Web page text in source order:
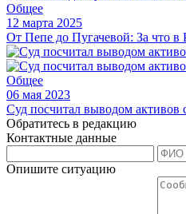
Общее
12 марта 2025
От Пепе до Пугачевой: За что в
Общее
06 мая 2023
Суд посчитал выводом активов
Обратитесь в редакцию
Контактные данные
Опишите ситуацию